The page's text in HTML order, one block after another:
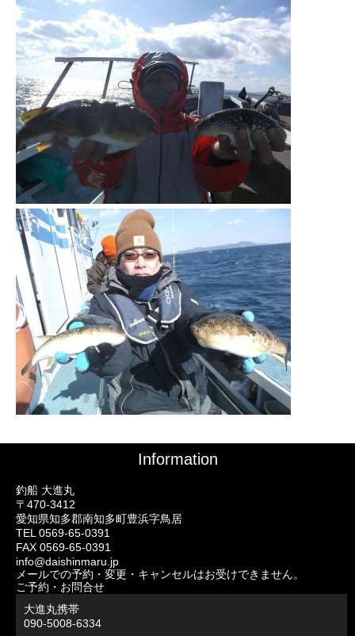
Information
釣船 大進丸
〒470-3412
愛知県知多郡南知多町豊浜字鳥居
TEL 0569-65-0391
FAX 0569-65-0391
info@daishinmaru.jp
メールでの予約・変更・キャンセルはお受けできません。
ご予約・お問合せ
大進丸携帯
090-5008-6334